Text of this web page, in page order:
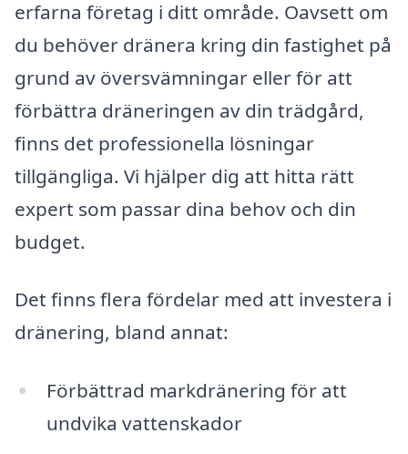
erfarna företag i ditt område. Oavsett om
du behöver dränera kring din fastighet på
grund av översvämningar eller för att
förbättra dräneringen av din trädgård,
finns det professionella lösningar
tillgängliga. Vi hjälper dig att hitta rätt
expert som passar dina behov och din
budget.
Det finns flera fördelar med att investera i
dränering, bland annat:
Förbättrad markdränering för att
undvika vattenskador